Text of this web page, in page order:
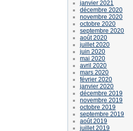
janvier 2021
décembre 2020
novembre 2020
octobre 2020
septembre 2020
août 2020
juillet 2020
juin 2020
mai 2020
avril 2020
mars 2020
février 2020
janvier 2020
décembre 2019
novembre 2019
octobre 2019
septembre 2019
août 2019
juillet 2019